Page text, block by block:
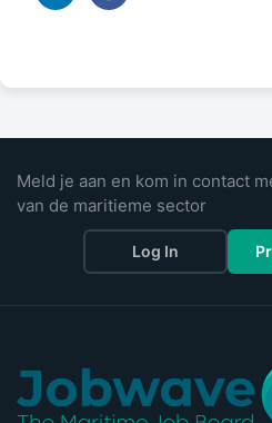
Meld je aan en kom in contact
van de maritieme sector
Log In